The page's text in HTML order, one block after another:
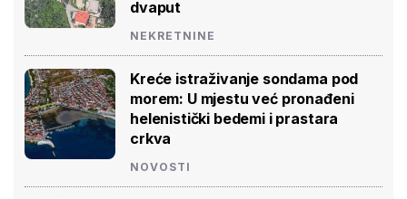
dvaput
NEKRETNINE
Kreće istraživanje sondama pod
morem: U mjestu već pronađeni
helenistički bedemi i prastara
crkva
NOVOSTI